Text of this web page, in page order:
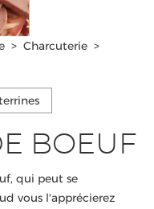
> Charcuterie >
BOEUF
qui peut se
vous l'apprécierez